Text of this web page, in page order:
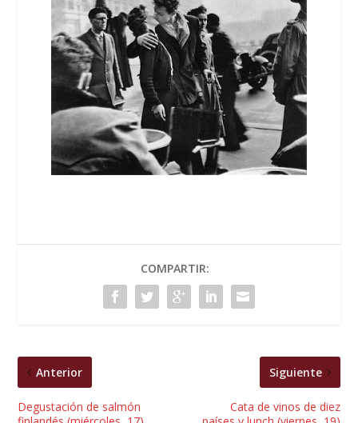
COMPARTIR:
Anterior
Degustación de salmón
Siguiente
Cata de vinos de diez